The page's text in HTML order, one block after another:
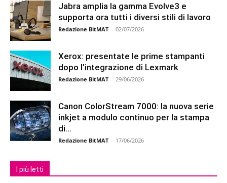
Jabra amplia la gamma Evolve3 e
supporta ora tutti i diversi stili di lavoro
Redazione BitMAT - 02/07/2026
Xerox: presentate le prime stampanti
dopo l’integrazione di Lexmark
Redazione BitMAT - 29/06/2026
Canon ColorStream 7000: la nuova serie
inkjet a modulo continuo per la stampa
di...
Redazione BitMAT - 17/06/2026
I più letti